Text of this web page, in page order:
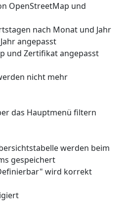
OpenStreetMap und
nach Monat und Jahr
angepasst
und Zertifikat angepasst
nicht mehr
das Hauptmenü filtern
werden beim
gespeichert
wird korrekt